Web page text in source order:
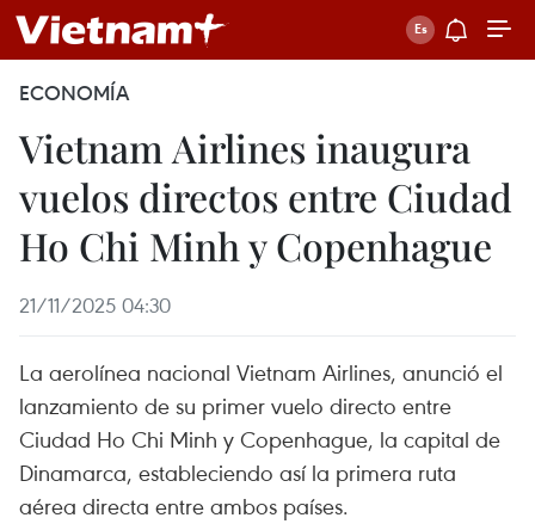
ECONOMÍA
Vietnam Airlines inaugura
vuelos directos entre Ciudad
Ho Chi Minh y Copenhague
21/11/2025 04:30
La aerolínea nacional Vietnam Airlines, anunció el
lanzamiento de su primer vuelo directo entre
Ciudad Ho Chi Minh y Copenhague, la capital de
Dinamarca, estableciendo así la primera ruta
aérea directa entre ambos países.